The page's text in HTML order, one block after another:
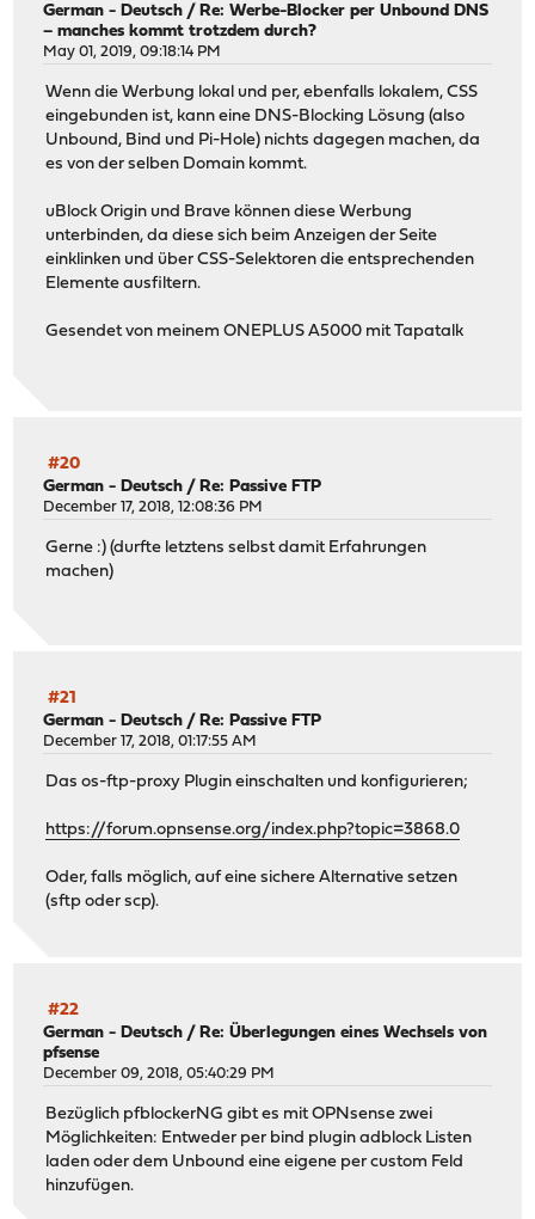
German - Deutsch /Re: Werbe-Blocker per Unbound DNS
– manches kommt trotzdem durch?
May 01, 2019, 09:18:14 PM
Wenn die Werbung lokal und per, ebenfalls lokalem, CSS
eingebunden ist, kann eine DNS-Blocking Lösung (also
Unbound, Bind und Pi-Hole) nichts dagegen machen, da
es von der selben Domain kommt.
uBlock Origin und Brave können diese Werbung
unterbinden, da diese sich beim Anzeigen der Seite
einklinken und über CSS-Selektoren die entsprechenden
Elemente ausfiltern.
Gesendet von meinem ONEPLUS A5000 mit Tapatalk
#20
German - Deutsch / Re: Passive FTP
December 17, 2018, 12:08:36 PM
Gerne :) (durfte letztens selbst damit Erfahrungen
machen)
#21
German - Deutsch / Re: Passive FTP
December 17, 2018, 01:17:55 AM
Das os-ftp-proxy Plugin einschalten und konfigurieren;
https://forum.opnsense.org/index.php?topic=3868.0
Oder, falls möglich, auf eine sichere Alternative setzen
(sftp oder scp).
#22
German - Deutsch / Re: Überlegungen eines Wechsels von
pfsense
December 09, 2018, 05:40:29 PM
Bezüglich pfblockerNG gibt es mit OPNsense zwei
Möglichkeiten: Entweder per bind plugin adblock Listen
laden oder dem Unbound eine eigene per custom Feld
hinzufügen.